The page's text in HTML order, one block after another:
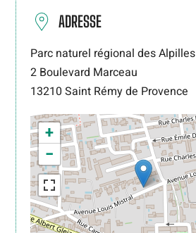
ADRESSE
Parc naturel régional des Alpilles
2 Boulevard Marceau
13210 Saint Rémy de Provence
+
−